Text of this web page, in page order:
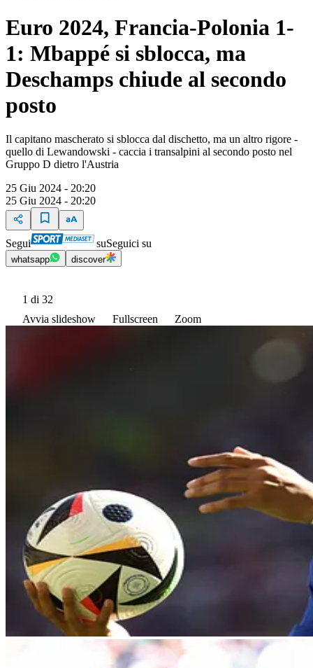
Euro 2024, Francia-Polonia 1-
1: Mbappé si sblocca, ma
Deschamps chiude al secondo
posto
Il capitano mascherato si sblocca dal dischetto, ma un altro rigore -
quello di Lewandowski - caccia i transalpini al secondo posto nel
Gruppo D dietro l'Austria
25 Giu 2024 - 20:20
25 Giu 2024 - 20:20
Segui suSeguici su
whatsapp discover
1 di 32
Avvia slideshow
Fullscreen Zoom